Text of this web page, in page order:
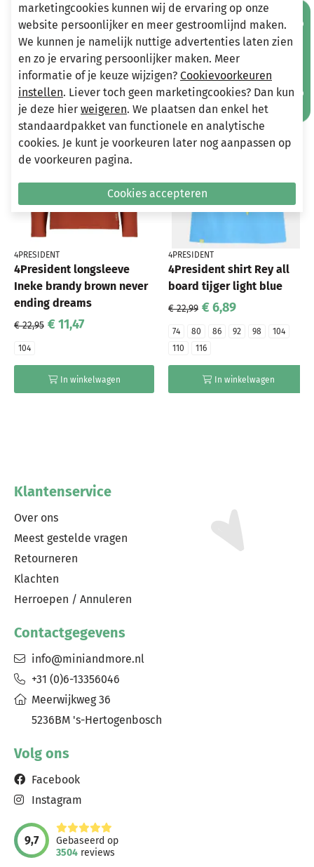
Andere bekeken ook
Wellicht ook iets voor jou?
-50%
4PRESIDENT
4President longsleeve
Ineke brandy brown never
ending dreams
€ 22,95 € 11,47
104
In winkelwagen
-70%
4PRESIDENT
4President shirt Rey all
board tijger light blue
€ 22,99 € 6,89
74 80 86 92 98
104
110
116
In winkelwagen
Klantenservice
Over ons
Meest gestelde vragen
Retourneren
Klachten
Herroepen / Annuleren
Contactgegevens
info@miniandmore.nl
+31 (0)6-13356046
Meerwijkweg 36
5236BM 's-Hertogenbosch
Volg ons
Facebook
Instagram
9,7
Gebaseerd op
3504 reviews
Mis geen aanbiedingen!
marketingcookies kunnen wij de ervaring op onze
website persoonlijker en meer gestroomlijnd maken.
We kunnen je namelijk nuttige advertenties laten zien
en zo je ervaring persoonlijker maken. Meer
informatie of je keuze wijzigen? Cookievoorkeuren
instellen. Liever toch geen marketingcookies? Dan kun
je deze hier weigeren. We plaatsen dan enkel het
standaardpakket van functionele en analytische
cookies. Je kunt je voorkeuren later nog aanpassen op
de voorkeuren pagina.
Cookies accepteren